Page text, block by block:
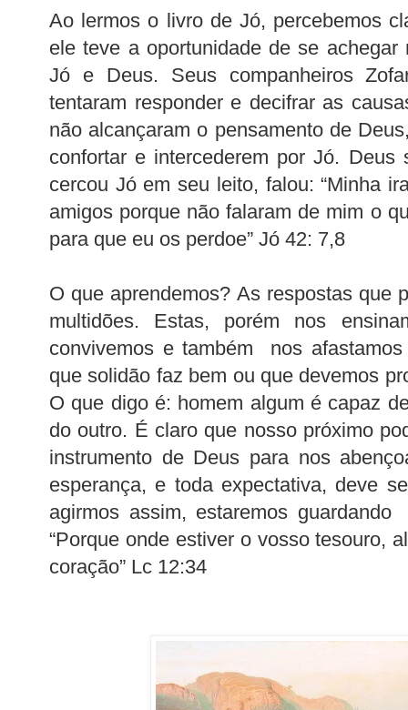
Ao lermos o livro de Jó, percebemos
ele teve a oportunidade de se
Jó e Deus. Seus companheiros
tentaram responder e decifrar as
não alcançaram o pensamento de
confortar e intercederem por Jó. Deus
cercou Jó em seu leito, falou: “Minha
amigos porque não falaram de mim o
para que eu os perdoe” Jó 42: 7,8
O que aprendemos? As respostas que
multidões. Estas, porém nos
convivemos e também nos
que solidão faz bem ou que devemos
O que digo é: homem algum é capaz
do outro. É claro que nosso próximo
instrumento de Deus para nos
esperança, e toda expectativa, deve
agirmos assim, estaremos
“Porque onde estiver o vosso tesouro,
coração” Lc 12:34